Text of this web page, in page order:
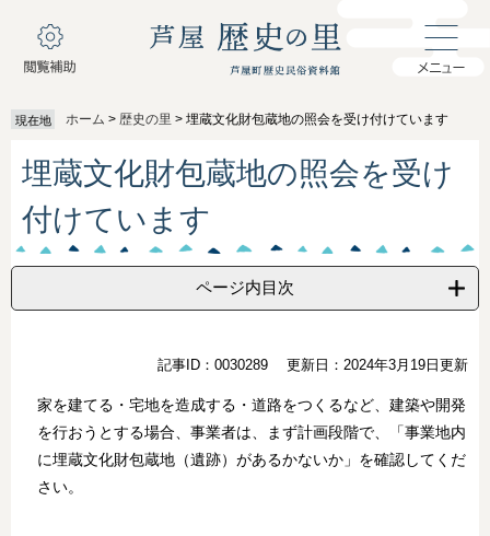
へ
現在地 ホーム > 歴史の里 > 埋蔵文化財包蔵地の照会を受け付けています
文埋蔵文化財包蔵地の照会を受け
付けています
ページ内目次
記事ID：0030289 更新日：2024年3月19日更新
家を建てる・宅地を造成する・道路をつくるなど、建築や開発
を行おうとする場合、事業者は、まず計画段階で、「事業地内
に埋蔵文化財包蔵地（遺跡）があるかないか」を確認してくだ
さい。